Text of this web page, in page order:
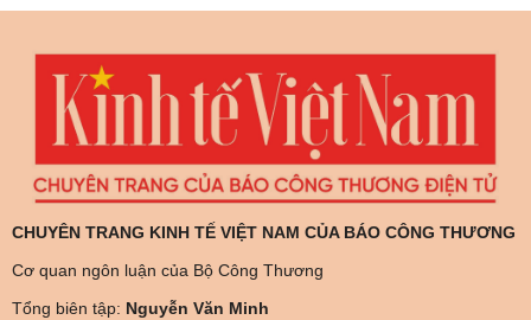
CHUYÊN TRANG KINH TẾ VIỆT NAM CỦA BÁO CÔNG THƯƠNG
Cơ quan ngôn luận của Bộ Công Thương
Tổng biên tập: Nguyễn Văn Minh